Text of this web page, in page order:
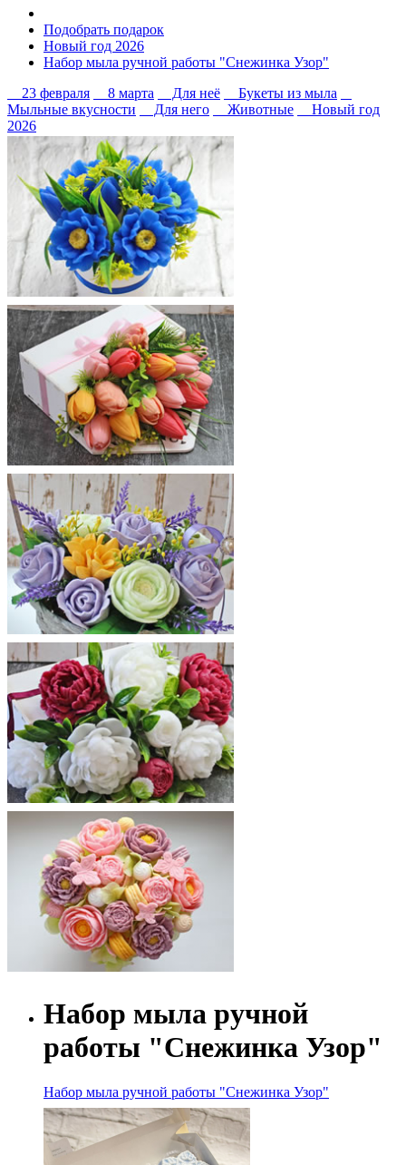
Подобрать подарок
Новый год 2026
Набор мыла ручной работы "Снежинка Узор"
23 февраля
8 марта Для неё
Букеты из мыла
Мыльные вкусности
Для него Животные
Новый год
2026
Набор мыла ручной
работы "Снежинка Узор"
Набор мыла ручной работы "Снежинка Узор"